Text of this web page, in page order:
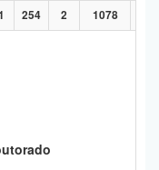
254 2 1078